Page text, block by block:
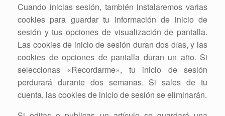
Cuando inicias sesión, también instalaremos varias
cookies para guardar tu información de inicio de
sesión y tus opciones de visualización de pantalla.
Las cookies de inicio de sesión duran dos días, y las
cookies de opciones de pantalla duran un año. Si
seleccionas «Recordarme», tu inicio de sesión
perdurará durante dos semanas. Si sales de tu
cuenta, las cookies de inicio de sesión se eliminarán.